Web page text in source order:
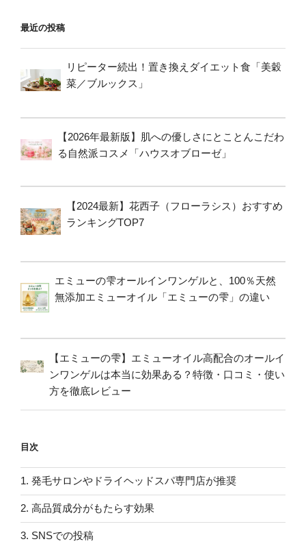
最近の投稿
リピーター続出！置き換えダイエット食「美穀
菜／ブルックス」
【2026年最新版】肌への優しさにとことんこだわ
る自然派コスメ「ハウスオブローゼ」
【2024最新】花西子（フローラシス）おすすめ
ランキングTOP7
エミューの雫オールインワンゲルと、100％天然
無添加エミューオイル「エミューの雫」の違い
【エミューの雫】エミューオイル高配合のオールイ
ンワンゲルは本当に効果ある？特徴・口コミ・使い
方を徹底レビュー
目次
1. 発毛サロンやドライヘッドスパ専門店が推奨
2. 高品質成分がもたらす効果
3. SNSでの投稿